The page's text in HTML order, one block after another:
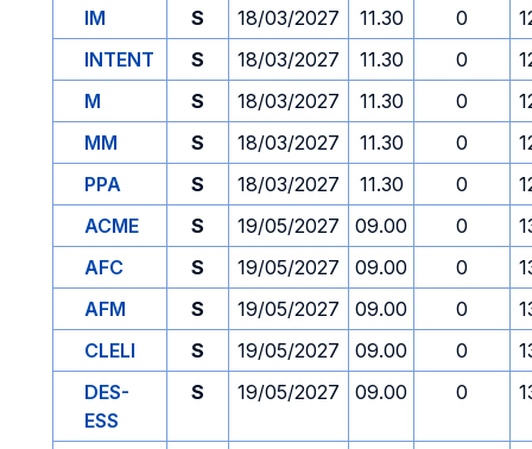
IM
S 18/03/2027 11.30 0
INTENT
S 18/03/2027 11.30 0
M
S 18/03/2027 11.30 0
MM
S 18/03/2027 11.30 0
PPA
S 18/03/2027 11.30 0
ACME
S 19/05/2027 09.00 0
AFC
S 19/05/2027 09.00 0
AFM
S 19/05/2027 09.00 0
CLELI
S 19/05/2027 09.00 0
DES-
ESS
S 19/05/2027 09.00 0